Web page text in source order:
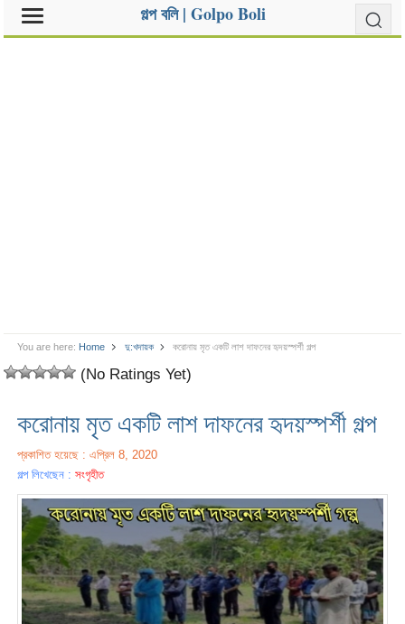
গল্প বলি | Golpo Boli
You are here: Home দু:খদায়ক করোনায় মৃত একটি লাশ দাফনের হৃদয়স্পর্শী গল্প
(No Ratings Yet)
করোনায় মৃত একটি লাশ দাফনের হৃদয়স্পর্শী গল্প
প্রকাশিত হয়েছে : এপ্রিল 8, 2020
গল্প লিখেছেন :সংগৃহীত